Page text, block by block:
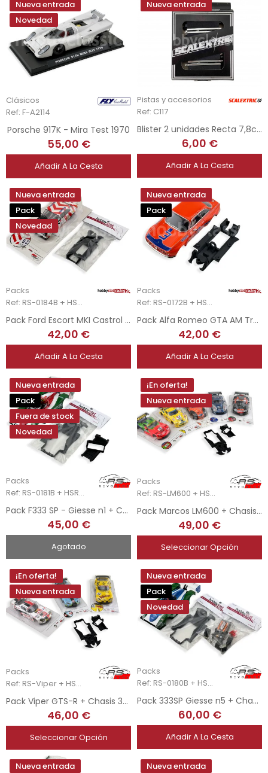
Nueva entrada
Novedad
Clásicos
Ref: F-A2114
Porsche 917K - Mira Test 1970
55,00 €
Añadir A La Cesta
Nueva entrada
Pistas y accesorios
Ref: C117
Blister 2 unidades Recta 7,8cms - SCX inglés
6,00 €
Añadir A La Cesta
Nueva entrada
Pack
Novedad
Packs
Ref: RS-0184B + HSR-2360
Pack Ford Escort MKI Castrol + Chasis 3DP HSR
42,00 €
Añadir A La Cesta
Nueva entrada
Pack
Packs
Ref: RS-0172B + HSR-2303
Pack Alfa Romeo GTA AM Trans-Am 1971 + Chasis 3DP HSR
42,00 €
Añadir A La Cesta
Nueva entrada
Pack
Fuera de stock
Novedad
Packs
Ref: RS-0181B + HSR-2110
Pack F333 SP - Giesse n1 + Chasis 3DP + Soporte Motor AW 3DP
45,00 €
Agotado
¡En oferta!
Nueva entrada
Packs
Ref: RS-LM600 + HSR-2112
Pack Marcos LM600 + Chasis 3DP + Soporte Motor AW 3DP HSR
49,00 €
Seleccionar Opción
¡En oferta!
Nueva entrada
Packs
Ref: RS-Viper + HSR-2108
Pack Viper GTS-R + Chasis 3DP + Soporte Motor AW 3DP HSR
46,00 €
Seleccionar Opción
Nueva entrada
Pack
Novedad
Packs
Ref: RS-0180B + HSR-2205
Pack 333SP Giesse n5 + Chasis 3DP + Upgrade Kit Mecánica Completa
60,00 €
Añadir A La Cesta
Nueva entrada
Nueva entrada